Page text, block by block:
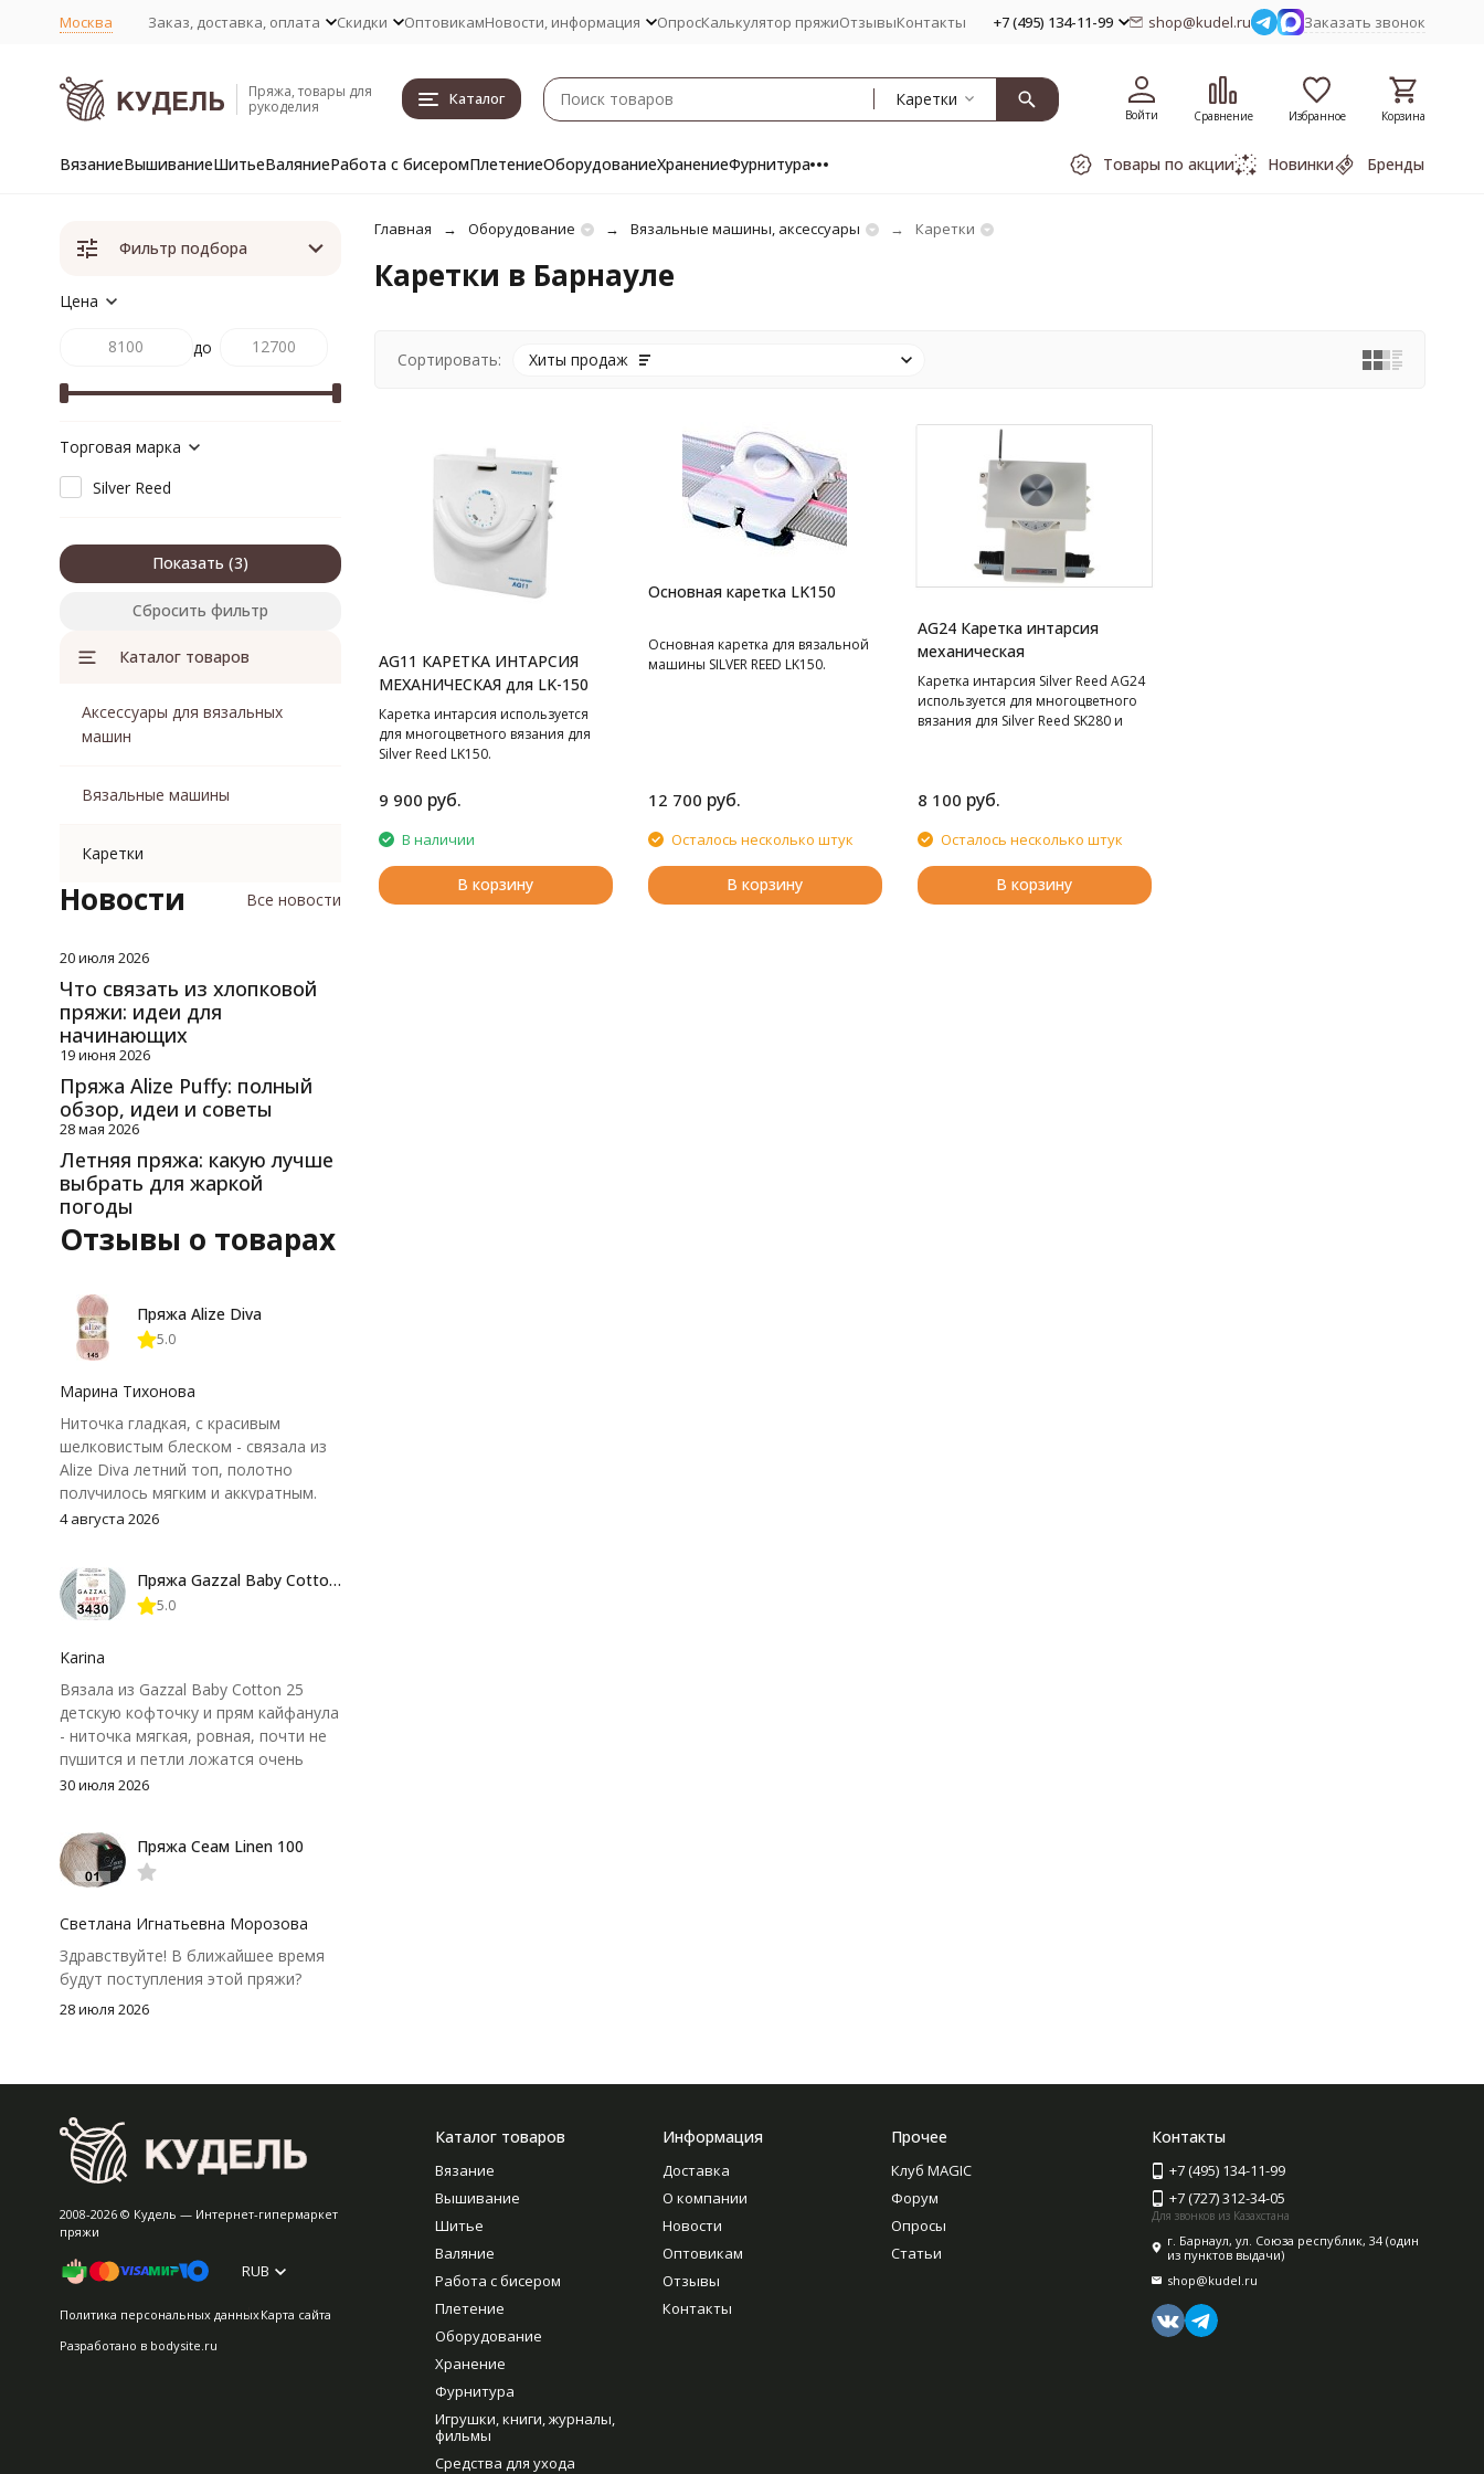
Москва Заказ, доставка, оплата Скидки ОптовикамНовости, информация ОпросКалькулятор пряжиОтзывыКонтакты +7 (495) 134-11-99 shop@kudel.ru Заказать звонок
Пряжа, товары для
рукоделия
Каталог Каретки
Войти Сравнение Избранное Корзина
ВязаниеВышиваниеШитьеВаляниеРабота с бисеромПлетениеОборудованиеХранениеФурнитура Товары по акции Новинки Бренды
Главная Оборудование Вязальные машины, аксессуары Каретки
Каретки в Барнауле
Сортировать: Хиты продаж
AG11 КАРЕТКА ИНТАРСИЯ
МЕХАНИЧЕСКАЯ для LK-150
Каретка интарсия используется
для многоцветного вязания для
Silver Reed LK150.
9 900 руб.
В наличии
В корзину
Основная каретка LK150
Основная каретка для вязальной
машины SILVER REED LK150.
12 700 руб.
Осталось несколько штук
В корзину
AG24 Каретка интарсия
механическая
Каретка интарсия Silver Reed AG24
используется для многоцветного
вязания для Silver Reed SK280 и
8 100 руб.
Осталось несколько штук
В корзину
Фильтр подбора
Цена
до
Торговая марка
Silver Reed
Показать
Сбросить фильтр
Каталог товаров
Аксессуары для вязальных
машин
Вязальные машины
Каретки
Новости Все новости
20 июля 2026
Что связать из хлопковой
пряжи: идеи для
начинающих
19 июня 2026
Пряжа Alize Puffy: полный
обзор, идеи и советы
28 мая 2026
Летняя пряжа: какую лучше
выбрать для жаркой
погоды
Отзывы о товарах
Пряжа Alize Diva
5.0
Марина Тихонова
Ниточка гладкая, с красивым
шелковистым блеском - связала из
Alize Diva летний топ, полотно
получилось мягким и аккуратным.
Петли хорошо видны, вяжется
нюанс - пряжа немного скользит и
иногда расслаивается, пришлось
крючок поудобнее.
4 августа 2026
Пряжа Gazzal Baby Cotton 25
5.0
Karina
Вязала из Gazzal Baby Cotton 25
детскую кофточку и прям кайфанула
- ниточка мягкая, ровная, почти не
пушится и петли ложатся очень
аккуратно. После стирки полотно
потеряло, цвет тоже не стал
тусклее. Единственный нюанс -
моточки маленькие, расход лучше
чуть-чуть не хватило))
30 июля 2026
Пряжа Сеам Linen 100
Светлана Игнатьевна Морозова
Здравствуйте! В ближайшее время
будут поступления этой пряжи?
28 июля 2026
2008-2026 © Кудель — Интернет-гипермаркет
пряжи
RUB
Политика персональных данныхКарта сайта
Разработано в bodysite.ru
Каталог товаров
Вязание
Вышивание
Шитье
Валяние
Работа с бисером
Плетение
Оборудование
Хранение
Фурнитура
Игрушки, книги, журналы,
фильмы
Средства для ухода
Информация
Доставка
О компании
Новости
Оптовикам
Отзывы
Контакты
Прочее
Клуб MAGIC
Форум
Опросы
Статьи
Контакты
+7 (495) 134-11-99
+7 (727) 312-34-05
Для звонков из Казахстана
г. Барнаул, ул. Союза республик, 34 (один
из пунктов выдачи)
shop@kudel.ru